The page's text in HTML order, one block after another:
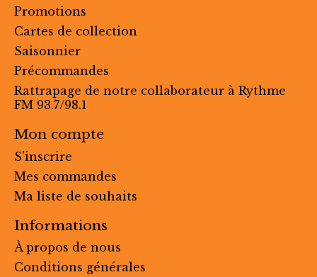
Promotions
Cartes de collection
Saisonnier
Précommandes
Rattrapage de notre collaborateur à Rythme
FM 93.7/98.1
Mon compte
S'inscrire
Mes commandes
Ma liste de souhaits
Informations
À propos de nous
Conditions générales